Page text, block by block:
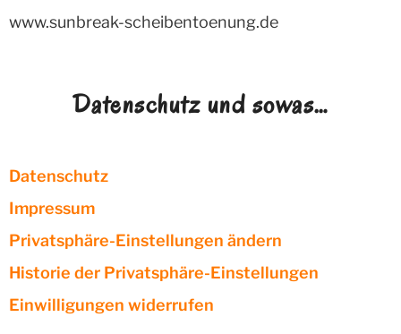
www.sunbreak-scheibentoenung.de
Datenschutz und sowas…
Datenschutz
Impressum
Privatsphäre-Einstellungen ändern
Historie der Privatsphäre-Einstellungen
Einwilligungen widerrufen